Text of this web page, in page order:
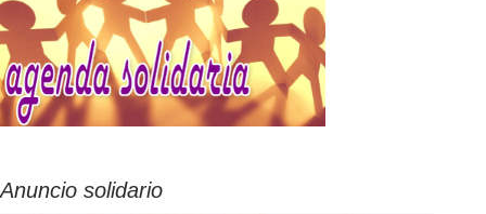
Anuncio solidario